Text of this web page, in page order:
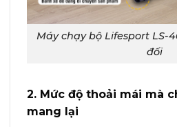
Máy chạy bộ Lifesport LS-
đối
2. Mức độ thoải mái mà
mang lại